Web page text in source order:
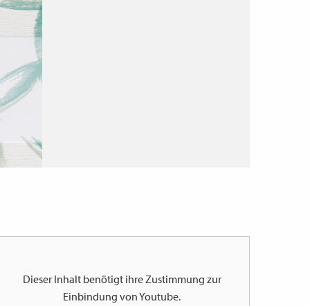
Dieser Inhalt benötigt ihre Zustimmung zur
Einbindung vonYoutube.